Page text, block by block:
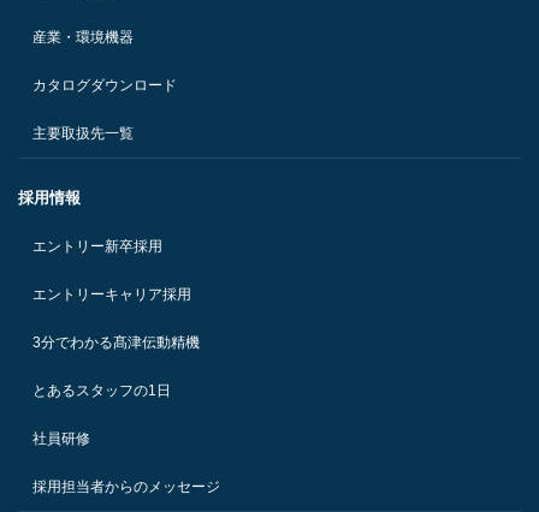
産業・環境機器
カタログダウンロード
主要取扱先一覧
採用情報
エントリー新卒採用
エントリーキャリア採用
3分でわかる髙津伝動精機
とあるスタッフの1日
社員研修
採用担当者からのメッセージ